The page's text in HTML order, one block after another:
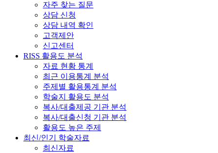
자주 찾는 질문
상담 신청
상담 내역 확인
고객제안
신고센터
RISS 활용도 분석
자료 현황 통계
최근 이용통계 분석
주제별 활용통계 분석
학술지 활용도 분석
복사/대출제공 기관 분석
복사/대출신청 기관 분석
활용도 높은 주제
최신/인기 학술자료
최신자료